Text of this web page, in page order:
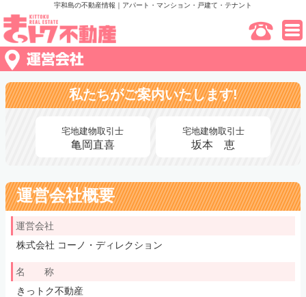
宇和島の不動産情報｜アパート・マンション・戸建て・テナント
私たちがご案内いたします!
宅地建物取引士
亀岡直喜
宅地建物取引士
坂本 恵
運営会社概要
運営会社
株式会社 コーノ・ディレクション
名 称
きっトク不動産